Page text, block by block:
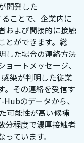
開発した
ことで、企業内に
および間接的に接触
とができます。総
した場合の連絡方法
ートメッセージ、
染が判明した従業
。その連絡を受信す
のデータから、
可能性が高い候補
分程度で濃厚接触者
ています。